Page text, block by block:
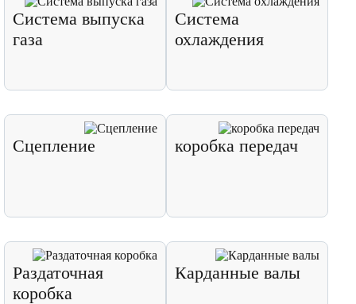
Система выпуска
газа
Система
охлаждения
Сцепление коробка передач
Раздаточная
коробка
Карданные валы